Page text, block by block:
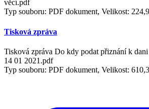
věcí.pdf
Typ souboru: PDF dokument, Velikost:
Tisková zpráva
Tisková zpráva Do kdy podat přiznání k
14 01 2021.pdf
Typ souboru: PDF dokument, Velikost: